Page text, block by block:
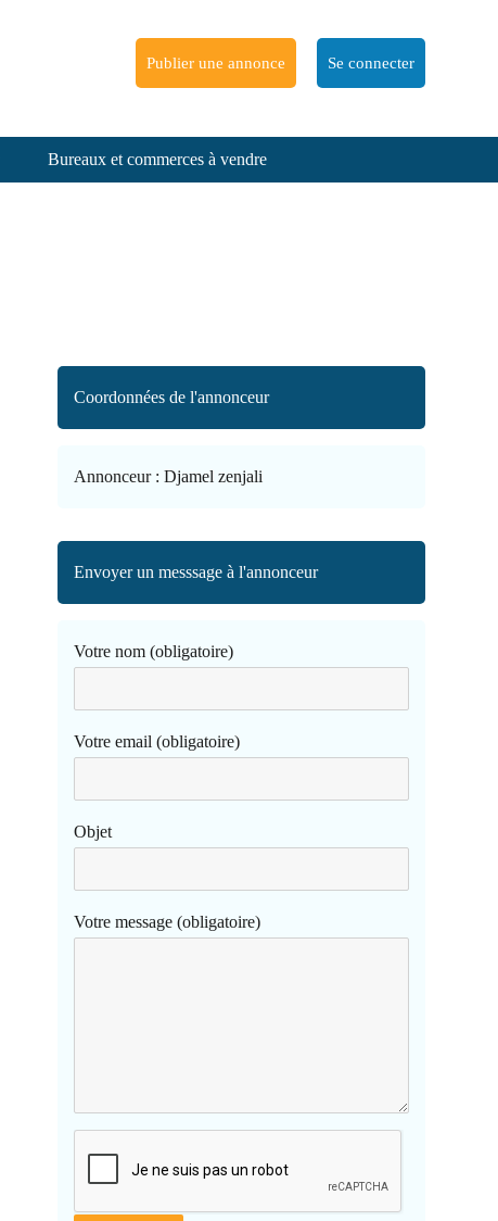
Publier une annonce Se connecter
Bureaux et commerces à vendre
Coordonnées de l'annonceur
Annonceur : Djamel zenjali
Envoyer un messsage à l'annonceur
Votre nom (obligatoire)
Votre email (obligatoire)
Objet
Votre message (obligatoire)